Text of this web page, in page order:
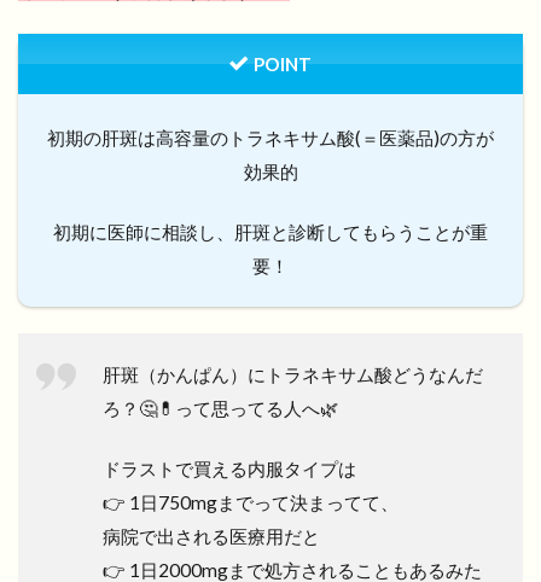
POINT
初期の肝斑は高容量のトラネキサム酸(＝医薬品)の方が
効果的
初期に医師に相談し、肝斑と診断してもらうことが重
要！
肝斑（かんぱん）にトラネキサム酸どうなんだ
ろ？🤔💊って思ってる人へ🌿
ドラストで買える内服タイプは
👉 1日750mgまでって決まってて、
病院で出される医療用だと
👉 1日2000mgまで処方されることもあるみた